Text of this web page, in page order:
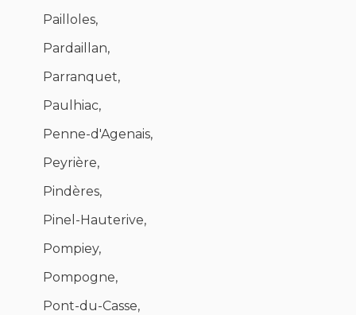
Pailloles,
Pardaillan,
Parranquet,
Paulhiac,
Penne-d'Agenais,
Peyrière,
Pindères,
Pinel-Hauterive,
Pompiey,
Pompogne,
Pont-du-Casse,